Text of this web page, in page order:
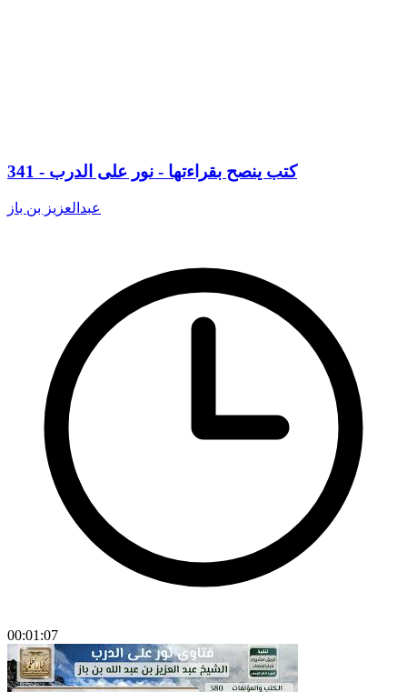
341 - كتب ينصح بقراءتها - نور على الدرب
عبدالعزيز بن باز
00:01:07